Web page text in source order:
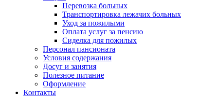
Перевозка больных
Транспортировка лежачих больных
Уход за пожилыми
Оплата услуг за пенсию
Сиделка для пожилых
Персонал пансионата
Условия содержания
Досуг и занятия
Полезное питание
Оформление
Контакты